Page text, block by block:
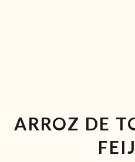
ARROZ DE